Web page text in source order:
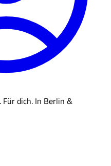
Für dich. In Berlin &